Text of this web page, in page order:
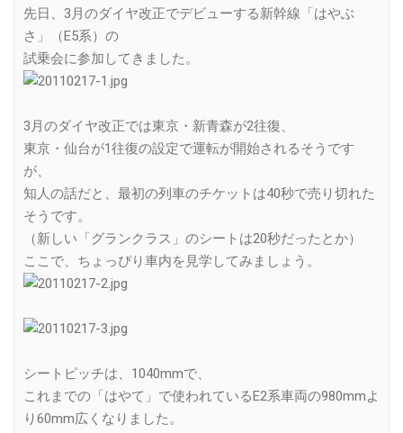
先日、3月のダイヤ改正でデビューする新幹線「はやぶ
さ」（E5系）の
試乗会に参加してきました。
3月のダイヤ改正では東京・新青森が2往復、
東京・仙台が1往復の設定で運転が開始されるそうです
が、
知人の話だと、最初の列車のチケットは40秒で売り切れた
そうです。
（新しい「グランクラス」のシートは20秒だったとか）
ここで、ちょっぴり車内を見学してみましょう。
シートピッチは、1040mmで、
これまでの「はやて」で使われているE2系車両の980mmよ
り60mm広くなりました。